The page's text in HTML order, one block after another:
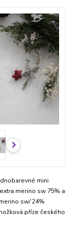
mini
merino sw 75% a
sw/ 24%
příze českého